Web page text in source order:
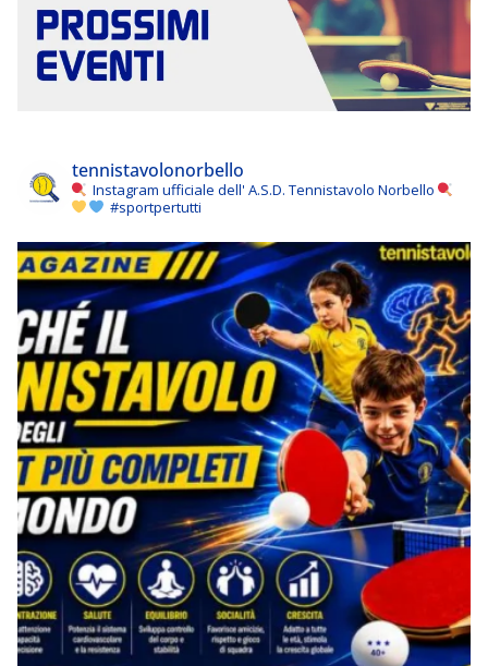
tennistavolonorbello
Instagram ufficiale dell' A.S.D. Tennistavolo Norbello
#sportpertutti